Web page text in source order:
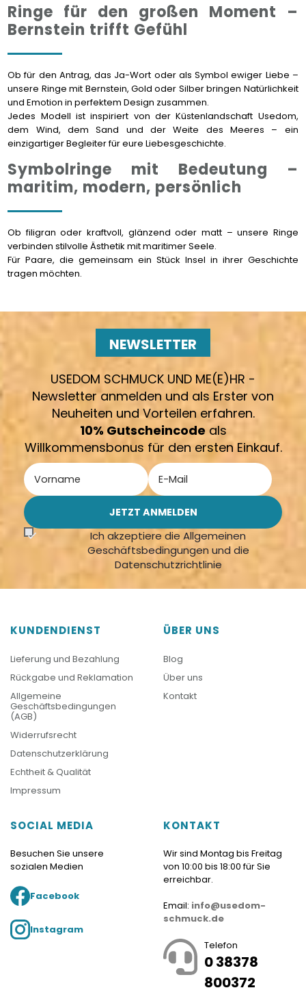
Ringe für den großen Moment –
Bernstein trifft Gefühl
Ob für den Antrag, das Ja-Wort oder als Symbol ewiger Liebe –
unsere Ringe mit Bernstein, Gold oder Silber bringen Natürlichkeit
und Emotion in perfektem Design zusammen.
Jedes Modell ist inspiriert von der Küstenlandschaft Usedom,
dem Wind, dem Sand und der Weite des Meeres – ein
einzigartiger Begleiter für eure Liebesgeschichte.
Symbolringe mit Bedeutung –
maritim, modern, persönlich
Ob filigran oder kraftvoll, glänzend oder matt – unsere Ringe
verbinden stilvolle Ästhetik mit maritimer Seele.
Für Paare, die gemeinsam ein Stück Insel in ihrer Geschichte
tragen möchten.
NEWSLETTER
USEDOM SCHMUCK UND ME(E)HR -
Newsletter anmelden und als Erster von
Neuheiten und Vorteilen erfahren.
10% Gutscheincode als
Willkommensbonus für den ersten Einkauf.
Ich akzeptiere die Allgemeinen
Geschäftsbedingungen und die
Datenschutzrichtlinie
KUNDENDIENST
Lieferung und Bezahlung
Rückgabe und Reklamation
Allgemeine
Geschäftsbedingungen
(AGB)
Widerrufsrecht
Datenschutzerklärung
Echtheit & Qualität
Impressum
ÜBER UNS
Blog
Über uns
Kontakt
SOCIAL MEDIA
Besuchen Sie unsere
sozialen Medien
Facebook
Instagram
KONTAKT
Wir sind Montag bis Freitag
von 10:00 bis 18:00 für Sie
erreichbar.
Email: info@usedom-
schmuck.de
Telefon
0 38378
800372